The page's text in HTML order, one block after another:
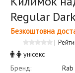
Regular
Безкоштовна
унісекс
Бренд:
Rab